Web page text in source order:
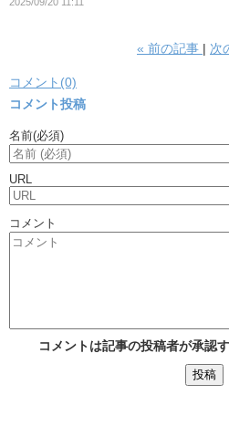
« 前の記事 次
コメント(0)
コメント投稿
名前(必須)
URL
コメント
コメントは記事の投稿者が承認